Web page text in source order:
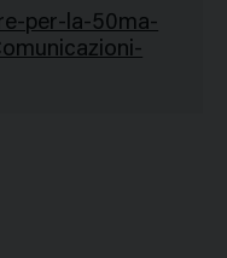
per-la-50ma-